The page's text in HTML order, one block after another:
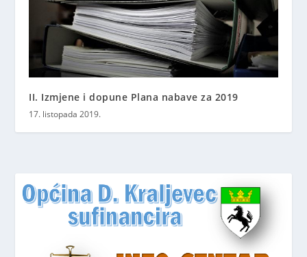
II. Izmjene i dopune Plana nabave za 2019
17. listopada 2019.